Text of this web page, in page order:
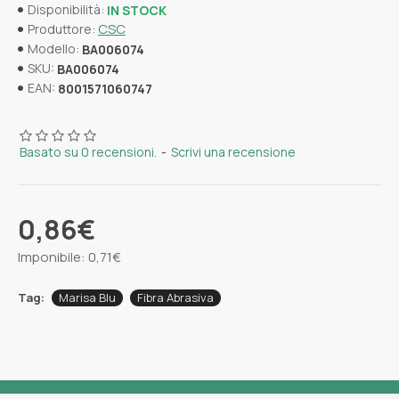
Disponibilità: IN STOCK
Produttore: CSC
Modello: BA006074
SKU: BA006074
EAN: 8001571060747
Basato su 0 recensioni. - Scrivi una recensione
0,86€
Imponibile: 0,71€
Tag: Marisa Blu Fibra Abrasiva